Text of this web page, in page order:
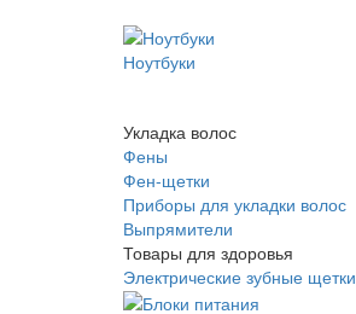
Ноутбуки
Укладка волос
Фены
Фен-щетки
Приборы для укладки волос
Выпрямители
Товары для здоровья
Электрические зубные щетки